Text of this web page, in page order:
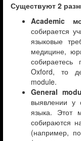
Существуют 2
Academic
собирается
языковые
медицине,
Oxford, то
module.
General
выявлении у
языка. Этот
собираются
(например,